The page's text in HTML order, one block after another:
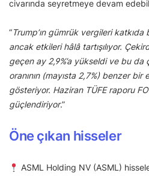
civarında seyretmeye devam
“Trump’ın gümrük vergileri
ancak etkileri hâlâ tartışılıyor.
geçen ay 2,9%’a yükseldi ve bu
oranının (mayısta 2,7%) benzer
gösteriyor. Haziran TÜFE raporu
güçlendiriyor.”
Öne çıkan hisseler
ASML Holding NV (ASML)